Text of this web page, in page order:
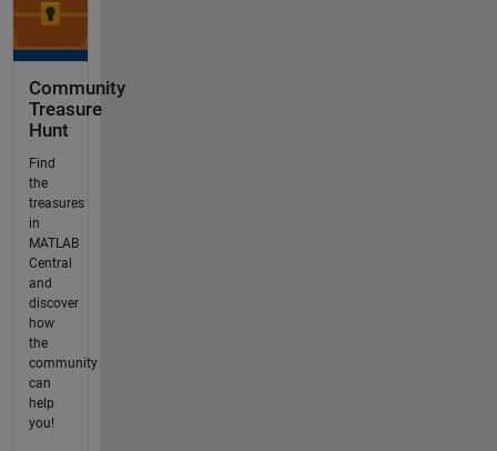
Community
Treasure
Hunt
Find
the
treasures
in
MATLAB
Central
and
discover
how
the
community
can
help
you!